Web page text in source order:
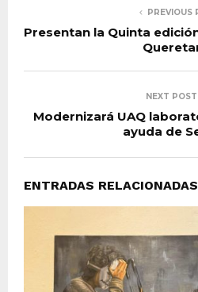
PREVIOUS
Presentan la Quinta
NEXT POST
Modernizará UAQ
ayuda de
ENTRADAS RELACIONADAS